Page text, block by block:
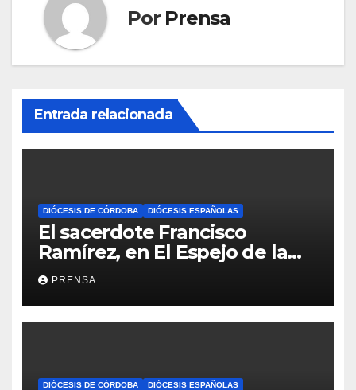
Por Prensa
Entrada relacionada
DIÓCESIS DE CÓRDOBA DIÓCESIS ESPAÑOLAS
El sacerdote Francisco
Ramírez, en El Espejo de la
Iglesia
PRENSA
DIÓCESIS DE CÓRDOBA DIÓCESIS ESPAÑOLAS